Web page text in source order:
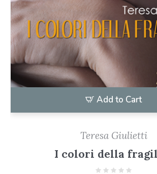
Add to Cart
Teresa Giulietti
I colori della